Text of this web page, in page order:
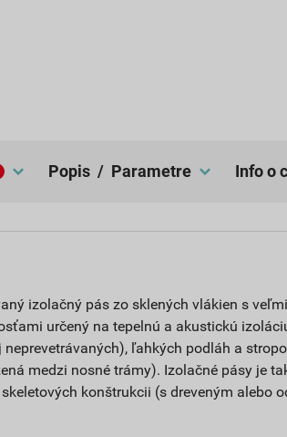
popis / Parametre Info o
izolačný pás zo sklených vlákien s
určený na tepelnú a akustickú
ľahkých podláh a
medzi nosné trámy). Izolačné pásy je
konštrukcii (s dreveným alebo